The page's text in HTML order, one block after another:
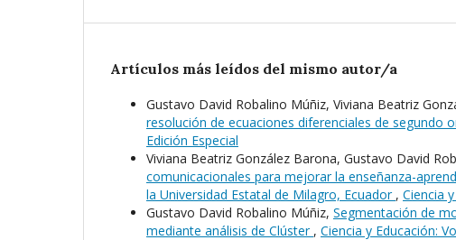
Artículos más leídos del mismo autor/a
Gustavo David Robalino Múñiz, Viviana Beatriz
resolución de ecuaciones diferenciales de segundo
Edición Especial
Viviana Beatriz González Barona, Gustavo David
comunicacionales para mejorar la enseñanza-
la Universidad Estatal de Milagro, Ecuador , Ciencia
Gustavo David Robalino Múñiz, Segmentación de
mediante análisis de Clúster , Ciencia y Educación: